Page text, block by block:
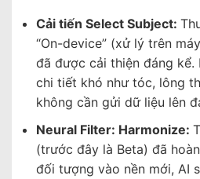
Cải tiến Select Subject:
“On-device” (xử lý trên
đã được cải thiện đáng
chi tiết khó như tóc, lông
không cần gửi dữ liệu lên
Neural Filter: Harmonize:
(trước đây là Beta) đã
đối tượng vào nền mới, AI